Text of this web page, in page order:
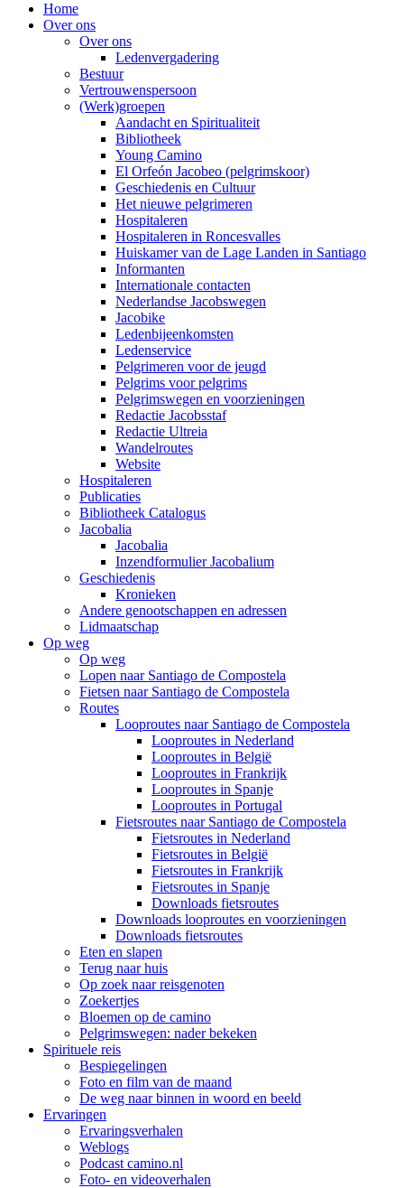
Home
Over ons
Over ons
Ledenvergadering
Bestuur
Vertrouwenspersoon
(Werk)groepen
Aandacht en Spiritualiteit
Bibliotheek
Young Camino
El Orfeón Jacobeo (pelgrimskoor)
Geschiedenis en Cultuur
Het nieuwe pelgrimeren
Hospitaleren
Hospitaleren in Roncesvalles
Huiskamer van de Lage Landen in Santiago
Informanten
Internationale contacten
Nederlandse Jacobswegen
Jacobike
Ledenbijeenkomsten
Ledenservice
Pelgrimeren voor de jeugd
Pelgrims voor pelgrims
Pelgrimswegen en voorzieningen
Redactie Jacobsstaf
Redactie Ultreia
Wandelroutes
Website
Hospitaleren
Publicaties
Bibliotheek Catalogus
Jacobalia
Jacobalia
Inzendformulier Jacobalium
Geschiedenis
Kronieken
Andere genootschappen en adressen
Lidmaatschap
Op weg
Op weg
Lopen naar Santiago de Compostela
Fietsen naar Santiago de Compostela
Routes
Looproutes naar Santiago de Compostela
Looproutes in Nederland
Looproutes in België
Looproutes in Frankrijk
Looproutes in Spanje
Looproutes in Portugal
Fietsroutes naar Santiago de Compostela
Fietsroutes in Nederland
Fietsroutes in België
Fietsroutes in Frankrijk
Fietsroutes in Spanje
Downloads fietsroutes
Downloads looproutes en voorzieningen
Downloads fietsroutes
Eten en slapen
Terug naar huis
Op zoek naar reisgenoten
Zoekertjes
Bloemen op de camino
Pelgrimswegen: nader bekeken
Spirituele reis
Bespiegelingen
Foto en film van de maand
De weg naar binnen in woord en beeld
Ervaringen
Ervaringsverhalen
Weblogs
Podcast camino.nl
Foto- en videoverhalen